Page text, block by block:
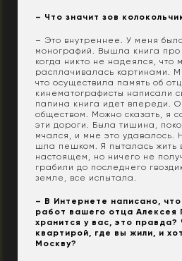
– Что значит зов
– Это внутреннее. У меня
монографий. Вышла книга про
когда никто не надеялся, что
расплачивалась картинами.
что осуществила память об
кинематографисты написали
папина книга идет впереди.
обществом. Можно сказать, я
эти дороги. Была тишина,
мчался, и мне это удавалось.
шла пешком. Я пыталась жить
настоящем, но ничего не
грабили до последнего
земле, все испытала.
– В Интернете написано,
работ вашего отца Алексея
хранится у вас, это
квартирой, где вы жили, и
Москву?